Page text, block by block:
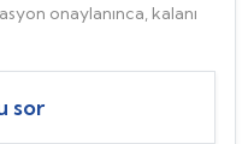
onaylanınca, kalanı
sor